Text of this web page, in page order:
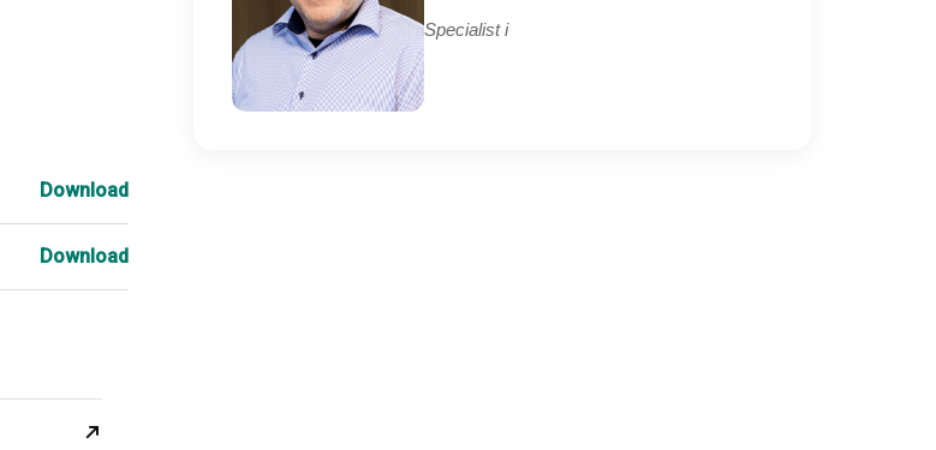
Download
Download
Specialist i